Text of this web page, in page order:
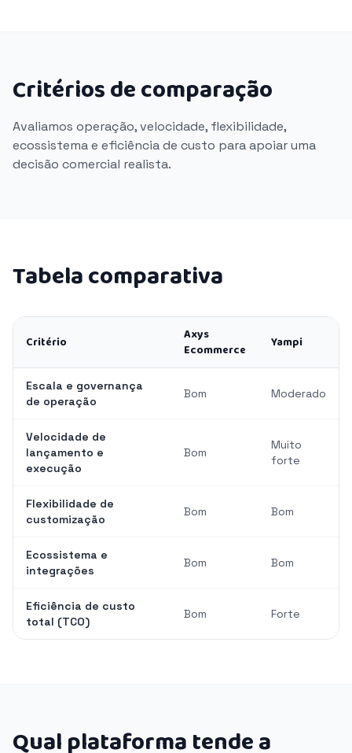
Critérios de comparação
Avaliamos operação, velocidade, flexibilidade,
ecossistema e eficiência de custo para apoiar uma
decisão comercial realista.
Tabela comparativa
Critério
Axys
Ecommerce
Yampi
Escala e governança
de operação
Bom Moderado
Velocidade de
lançamento e
execução
Bom
Muito
forte
Flexibilidade de
customização
Bom Bom
Ecossistema e
integrações
Bom Bom
Eficiência de custo
total (TCO)
Bom Forte
Qual plataforma tende a